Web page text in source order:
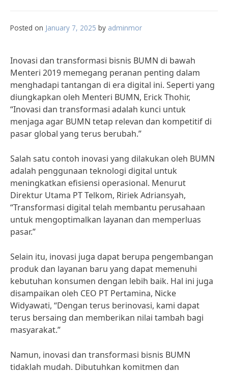
Posted on January 7, 2025 by adminmor
Inovasi dan transformasi bisnis BUMN di bawah
Menteri 2019 memegang peranan penting dalam
menghadapi tantangan di era digital ini. Seperti yang
diungkapkan oleh Menteri BUMN, Erick Thohir,
“Inovasi dan transformasi adalah kunci untuk
menjaga agar BUMN tetap relevan dan kompetitif di
pasar global yang terus berubah.”
Salah satu contoh inovasi yang dilakukan oleh BUMN
adalah penggunaan teknologi digital untuk
meningkatkan efisiensi operasional. Menurut
Direktur Utama PT Telkom, Ririek Adriansyah,
“Transformasi digital telah membantu perusahaan
untuk mengoptimalkan layanan dan memperluas
pasar.”
Selain itu, inovasi juga dapat berupa pengembangan
produk dan layanan baru yang dapat memenuhi
kebutuhan konsumen dengan lebih baik. Hal ini juga
disampaikan oleh CEO PT Pertamina, Nicke
Widyawati, “Dengan terus berinovasi, kami dapat
terus bersaing dan memberikan nilai tambah bagi
masyarakat.”
Namun, inovasi dan transformasi bisnis BUMN
tidaklah mudah. Dibutuhkan komitmen dan